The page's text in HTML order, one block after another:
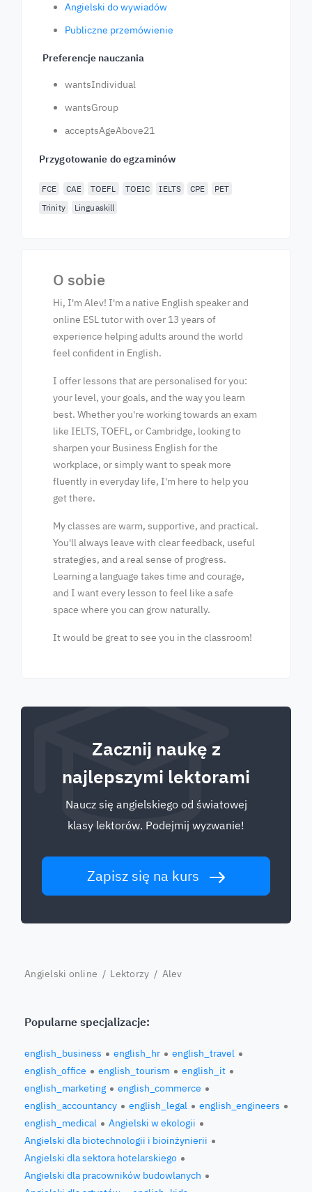
Angielski do wywiadów
Publiczne przemówienie
Preferencje nauczania
wantsIndividual
wantsGroup
acceptsAgeAbove21
Przygotowanie do egzaminów
FCE CAE TOEFL TOEIC IELTS CPE
PET
Trinity
Linguaskill
O sobie
Hi, I'm Alev! I'm a native English speaker and
online ESL tutor with over 13 years of
experience helping adults around the world
feel confident in English.
I offer lessons that are personalised for you:
your level, your goals, and the way you learn
best. Whether you're working towards an exam
like IELTS, TOEFL, or Cambridge, looking to
sharpen your Business English for the
workplace, or simply want to speak more
fluently in everyday life, I'm here to help you
get there.
My classes are warm, supportive, and practical.
You'll always leave with clear feedback, useful
strategies, and a real sense of progress.
Learning a language takes time and courage,
and I want every lesson to feel like a safe
space where you can grow naturally.
It would be great to see you in the classroom!
Zacznij naukę z
najlepszymi lektorami
Naucz się angielskiego od światowej
klasy lektorów. Podejmij wyzwanie!
Zapisz się na kurs
Angielski online / Lektorzy / Alev
Popularne specjalizacje:
english_business english_hr
english_travel
english_office
english_tourism
english_it
english_marketing
english_commerce
english_accountancy
english_legal
english_engineers
english_medical
Angielski w ekologii
Angielski dla biotechnologii i bioinżynierii
Angielski dla sektora hotelarskiego
Angielski dla pracowników budowlanych